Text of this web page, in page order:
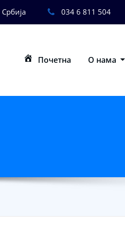
034 6 811 504
Почетна О нама